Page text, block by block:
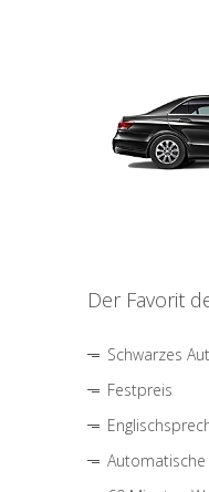
Der Favorit
Schwarzes
Festpreis
Automatische